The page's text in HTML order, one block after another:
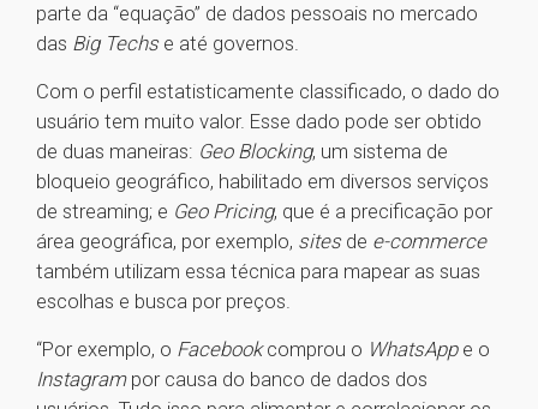
parte da “equação” de dados pessoais no mercado
das Big Techs e até governos.
Com o perfil estatisticamente classificado, o dado do
usuário tem muito valor. Esse dado pode ser obtido
de duas maneiras: Geo Blocking, um sistema de
bloqueio geográfico, habilitado em diversos serviços
de streaming; e Geo Pricing, que é a precificação por
área geográfica, por exemplo, sites de e-commerce
também utilizam essa técnica para mapear as suas
escolhas e busca por preços.
“Por exemplo, o Facebookcomprou o WhatsAppe o
Instagram por causa do banco de dados dos